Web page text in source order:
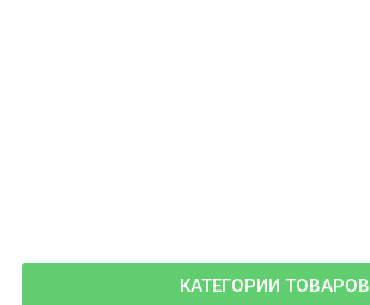
КАТЕГОРИИ ТОВАРОВ